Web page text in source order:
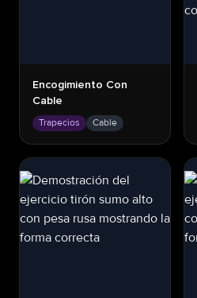
Encogimiento Con
Cable
Trapecios Cable